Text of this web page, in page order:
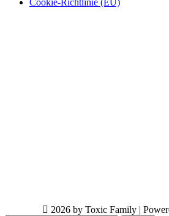
Cookie-Richtlinie (EU)
2026 by Toxic Family |